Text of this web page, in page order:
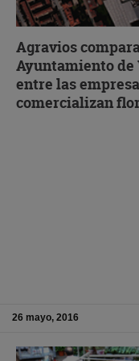
CAJAS MEDIANAS
CUBETAS GRANDES –
CUBETAS ALTAS –
Agravios
Ayuntamiento de
entre las
comercializan
El
26 mayo, 2016